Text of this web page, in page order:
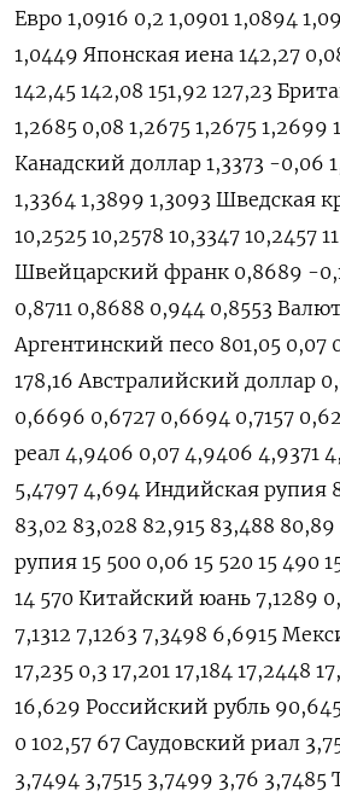
Евро 1,0916 0,2 1,0901 1,0894
1,0449 Японская иена 142,27
142,45 142,08 151,92 127,23
1,2685 0,08 1,2675 1,2675 1,2699
Канадский доллар 1,3373 -0,06
1,3364 1,3899 1,3093 Шведская
10,2525 10,2578 10,3347 10,2457
Швейцарский франк 0,8689 -
0,8711 0,8688 0,944 0,8553
Аргентинский песо 801,05 0,07
178,16 Австралийский доллар
0,6696 0,6727 0,6694 0,7157
реал 4,9406 0,07 4,9406 4,9371
5,4797 4,694 Индийская рупия
83,02 83,028 82,915 83,488
рупия 15 500 0,06 15 520 15 490
14 570 Китайский юань 7,1289
7,1312 7,1263 7,3498 6,6915
17,235 0,3 17,201 17,184 17,2448
16,629 Российский рубль
0 102,57 67 Саудовский риал
3,7494 3,7515 3,7499 3,76 3,7485